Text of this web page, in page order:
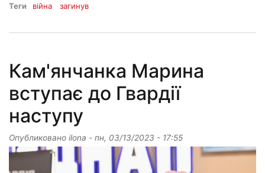
Теги війна загинув
Кам'янчанка Марина
вступає до Гвардії
наступу
Опубликовано ilona - пн, 03/13/2023 - 17:55